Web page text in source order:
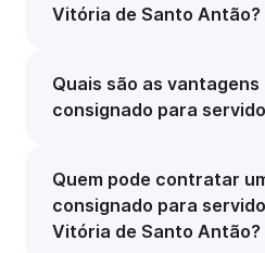
Vitória de Santo Antão?
Quais são as
consignado para
Quem pode contratar
consignado para
Vitória de Santo Antão?